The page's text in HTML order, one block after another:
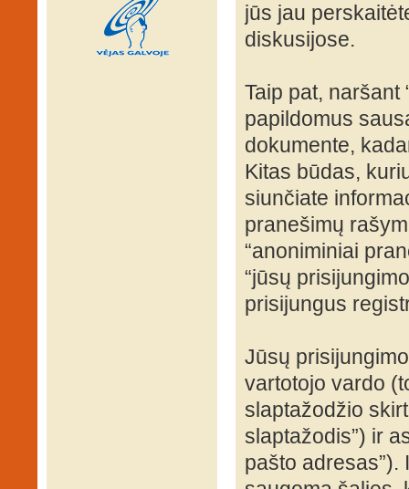
jūs jau
diskusijose.
Taip pat, naršant
papildomus
dokumente,
Kitas būdas,
siunčiate
pranešimų
“anoniminiai
“jūsų
prisijungus
Jūsų
vartotojo vardo
slaptažodžio
slaptažodis”) ir
pašto